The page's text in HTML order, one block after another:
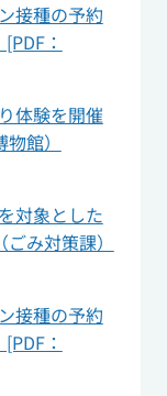
接種の予約
：
体験を開催
館）
対象とした
み対策課）
接種の予約
：